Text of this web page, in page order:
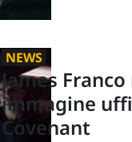
NEWS
James
immagine
Covenant